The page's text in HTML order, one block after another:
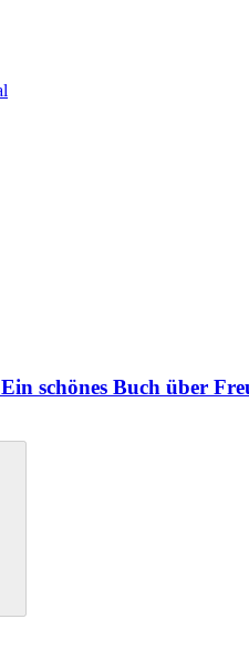
Ein schönes Buch über